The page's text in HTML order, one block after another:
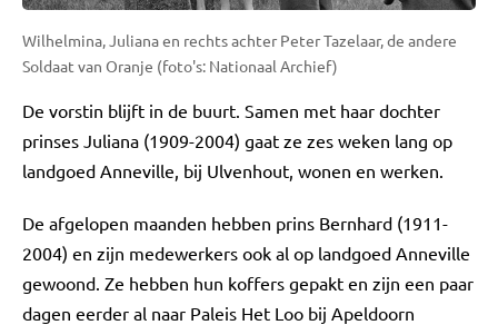
Wilhelmina, Juliana en rechts achter Peter Tazelaar, de andere
Soldaat van Oranje (foto's: Nationaal Archief)
De vorstin blijft in de buurt. Samen met haar dochter
prinses Juliana (1909-2004) gaat ze zes weken lang op
landgoed Anneville, bij Ulvenhout, wonen en werken.
De afgelopen maanden hebben prins Bernhard (1911-
2004) en zijn medewerkers ook al op landgoed Anneville
gewoond. Ze hebben hun koffers gepakt en zijn een paar
dagen eerder al naar Paleis Het Loo bij Apeldoorn